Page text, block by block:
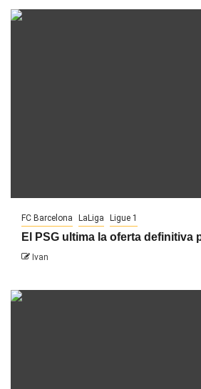
FC Barcelona LaLiga Ligue 1
El PSG ultima la oferta definitiva
Ivan